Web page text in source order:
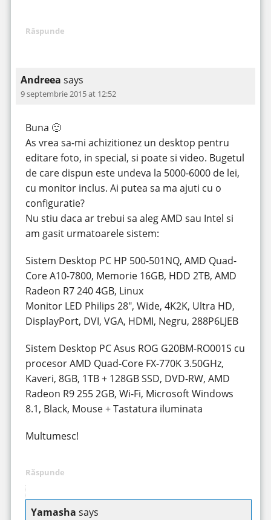
Răspunde
Andreea says
9 septembrie 2015 at 12:52
Buna 🙂
As vrea sa-mi achizitionez un desktop pentru
editare foto, in special, si poate si video. Bugetul
de care dispun este undeva la 5000-6000 de lei,
cu monitor inclus. Ai putea sa ma ajuti cu o
configuratie?
Nu stiu daca ar trebui sa aleg AMD sau Intel si
am gasit urmatoarele sistem:
Sistem Desktop PC HP 500-501NQ, AMD Quad-
Core A10-7800, Memorie 16GB, HDD 2TB, AMD
Radeon R7 240 4GB, Linux
Monitor LED Philips 28″, Wide, 4K2K, Ultra HD,
DisplayPort, DVI, VGA, HDMI, Negru, 288P6LJEB
Sistem Desktop PC Asus ROG G20BM-RO001S cu
procesor AMD Quad-Core FX-770K 3.50GHz,
Kaveri, 8GB, 1TB + 128GB SSD, DVD-RW, AMD
Radeon R9 255 2GB, Wi-Fi, Microsoft Windows
8.1, Black, Mouse + Tastatura iluminata
Multumesc!
Răspunde
Yamasha says